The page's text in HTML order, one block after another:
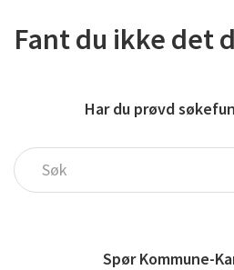
Fant du ikke det
Har du prøvd
Spør Kommune-